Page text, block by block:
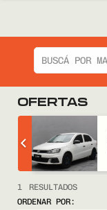
OFERTAS
1
RESULTADOS
ORDENAR POR: